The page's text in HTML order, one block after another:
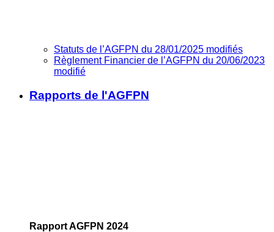
Statuts de l’AGFPN du 28/01/2025 modifiés
Règlement Financier de l’AGFPN du 20/06/2023
modifié
Rapports de l'AGFPN
Rapport AGFPN 2024